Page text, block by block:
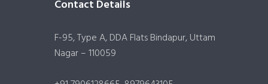
Contact Details
F-95, Type A, DDA Flats Bindapur, Uttam
Nagar – 110059